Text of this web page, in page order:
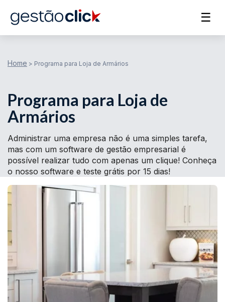
☰
Home > Programa para Loja de Armários
Programa para Loja de
Armários
Administrar uma empresa não é uma simples tarefa,
mas com um software de gestão empresarial é
possível realizar tudo com apenas um clique! Conheça
o nosso software e teste grátis por 15 dias!